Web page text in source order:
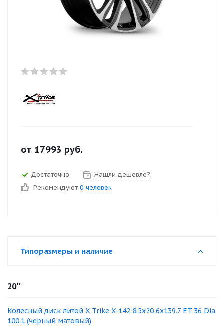
от 17993 руб.
Достаточно
Нашли дешевле?
Рекомендуют 0 человек
Типоразмеры и наличие
20''
Колесный диск литой X Trike X-142 8.5x20 6x139.7 ET 36 Dia
100.1 (черный матовый)